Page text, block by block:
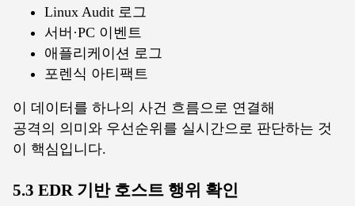
Linux Audit 로그
서버·PC 이벤트
애플리케이션 로그
포렌식 아티팩트
이 데이터를 하나의 사건 흐름으로 연결해
공격의 의미와 우선순위를 실시간으로 판단하는 것
이 핵심입니다.
5.3 EDR 기반 호스트 행위 확인